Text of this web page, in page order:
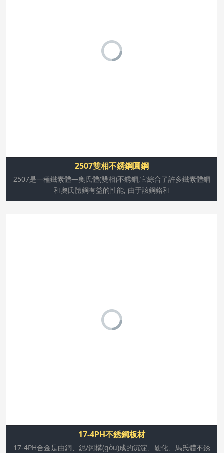
素體鋼和奧氏體鋼有益的性能, 由于該鋼鉻和鉬的含量都很
高,因此具有極好的抗點(diǎn)腐蝕,縫隙腐蝕和均勻腐蝕的
能力.雙向顯微組織保證了該鋼具有很高的抗應(yīng)力腐
2507雙相不銹鋼圓鋼
2507是一種鐵素體—奧氏體(雙相)不銹鋼,它綜合了許多鐵素體鋼
和奧氏體鋼有益的性能, 由于該鋼鉻和
體不銹鋼。這個(gè)等級(jí)具有高強(qiáng)度、度(高達
(dá)300o C/572o F)和抗腐蝕等特性。經(jīng)過(guò)熱處
理后,產(chǎn)品的機(jī)械性能更加完善,可以達(dá)到高達
17-4PH不銹鋼板材
17-4PH合金是由銅、鈮/鈳構(gòu)成的沉淀、硬化、馬氏體不銹